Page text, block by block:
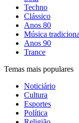
Techno
Clássico
Anos 80
Música
Anos 90
Trance
Temas mais populares
Noticiário
Cultura
Esportes
Política